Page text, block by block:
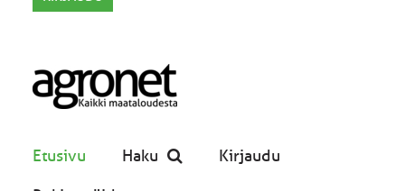
Etusivu Haku Kirjaudu